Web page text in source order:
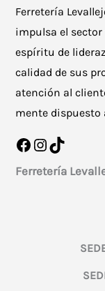
Ferretería
impulsa el sector
espíritu de
calidad de sus
atención al
mente dispuesto
Facebook
Instagram
TikTok
Ferretería